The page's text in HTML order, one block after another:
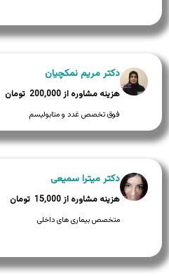
دکتر مریم نمکچیان
200,000
فوق تخصص غدد و متابولیسم
دکتر میترا سمیعی
15,000
متخصص بیماری های داخلی